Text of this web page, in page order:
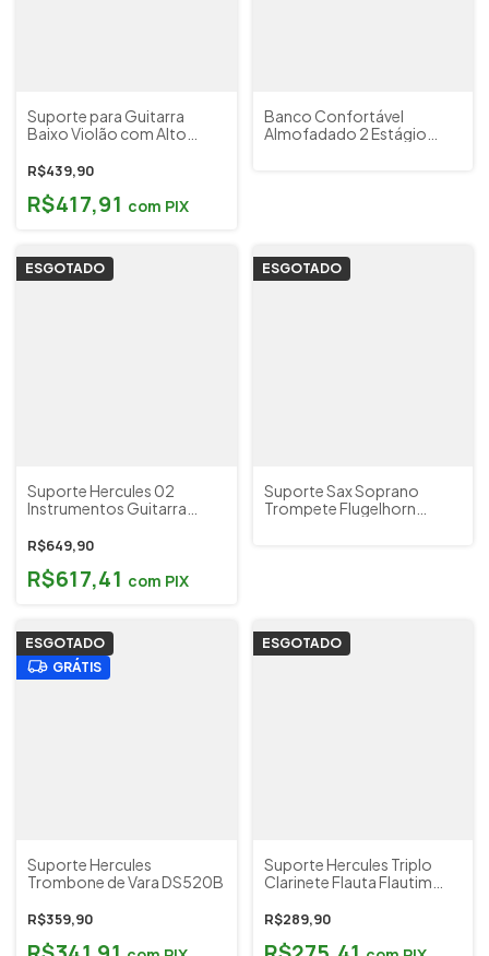
Suporte para Guitarra
Baixo Violão com Alto
PLUS 2479
R$439,90
R$417,91 com PIX
Banco Confortável
Almofadado 2 Estágio
ESGOTADO
Suporte Hercules 02
Instrumentos Guitarra
R$649,90
R$617,41 com PIX
ESGOTADO
Suporte Sax Soprano
Trompete Flugelhorn
ESGOTADO
GRÁTIS
Suporte Hercules
Trombone de Vara DS520B
R$359,90
ESGOTADO
Suporte Hercules Triplo
Clarinete Flauta Flautim
R$289,90